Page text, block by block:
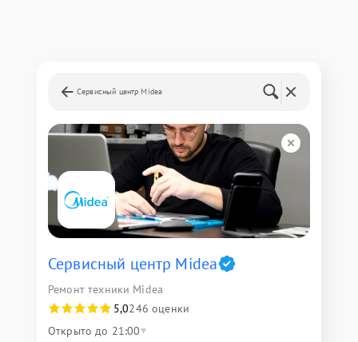
Сервисный центр Midea
Сервисный центр Midea
Ремонт техники Midea
5,0246 оценки
Открыто до 21:00